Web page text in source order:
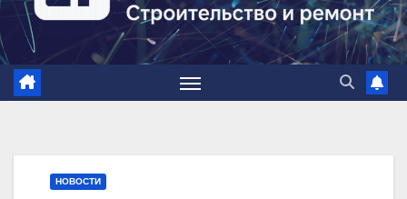
НОВОСТИ